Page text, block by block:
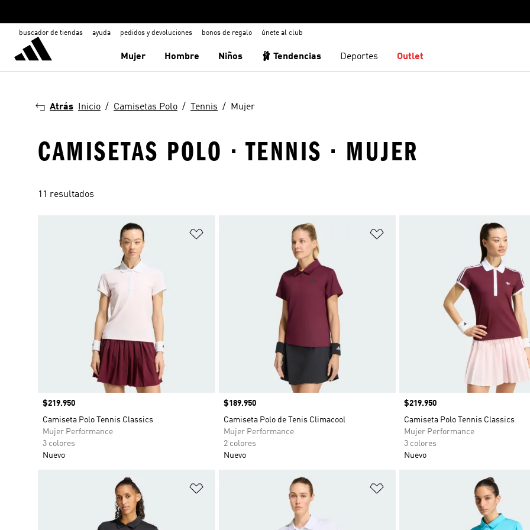
buscador de tiendas ayuda pedidos y devoluciones bonos de regalo únete al club
Mujer Hombre Niños 🩰 Tendencias Deportes Outlet
Atrás Inicio Camisetas Polo Tennis Mujer
CAMISETAS POLO · TENNIS · MUJER
11 resultados
Añadir a la lista de deseos
Precio
$219.950
Camiseta Polo Tennis Classics
Mujer Performance
3 colores
Nuevo
Añadir a la lista de deseos
Precio
$189.950
Camiseta Polo de Tenis Climacool
Mujer Performance
2 colores
Nuevo
Precio
$219.950
Camiseta Polo Tennis Classics
Mujer Performance
3 colores
Nuevo
Añadir a la lista de deseos Añadir a la lista de deseos